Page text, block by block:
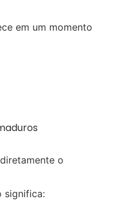
em um momento
o
significa: